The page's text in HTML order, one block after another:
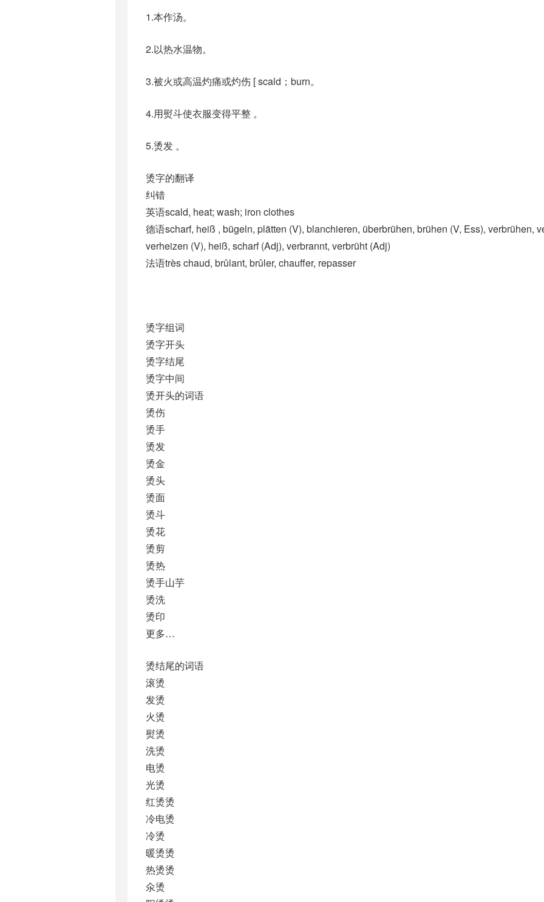
1.本作汤。
2.以热水温物。
3.被火或高温灼痛或灼伤 [ scald；burn。
4.用熨斗使衣服变得平整 。
5.烫发 。
烫字的翻译
纠错
英语scald, heat; wash; iron clothes
德语scharf, heiß , bügeln, plätten (V)​, blanchieren, überbrühen, brühen (V, Ess)​, verbrühen,
verheizen (V)​, heiß, scharf (Adj)​, verbrannt, verbrüht (Adj)
法语très chaud, brûlant, brûler, chauffer, repasser
烫字组词
烫字开头
烫字结尾
烫字中间
烫开头的词语
烫伤
烫手
烫发
烫金
烫头
烫面
烫斗
烫花
烫剪
烫热
烫手山芋
烫洗
烫印
更多…
烫结尾的词语
滚烫
发烫
火烫
熨烫
洗烫
电烫
光烫
红烫烫
冷电烫
冷烫
暖烫烫
热烫烫
氽烫